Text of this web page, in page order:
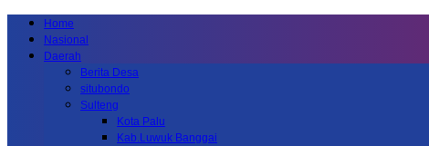
Home
Nasional
Daerah
Berita Desa
situbondo
Sulteng
Kota Palu
Kab.Luwuk Banggai